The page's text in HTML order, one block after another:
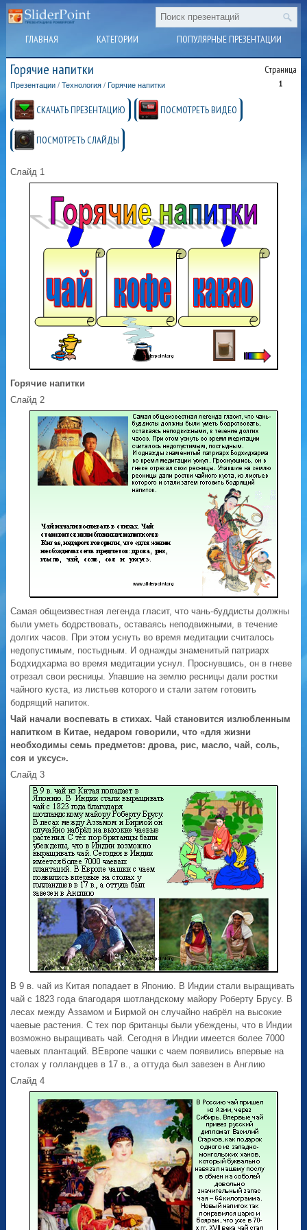
ГЛАВНАЯ КАТЕГОРИИ ПОПУЛЯРНЫЕ ПРЕЗЕНТАЦИИ
Горячие напитки Страница
1
Презентации /Технология / Горячие напитки
СКАЧАТЬ ПРЕЗЕНТАЦИЮ ПОСМОТРЕТЬ ВИДЕО
ПОСМОТРЕТЬ СЛАЙДЫ
Слайд 1
Горячие напитки
Слайд 2
Самая общеизвестная легенда гласит, что чань-буддисты должны
были уметь бодрствовать, оставаясь неподвижными, в течение
долгих часов. При этом уснуть во время медитации считалось
недопустимым, постыдным. И однажды знаменитый патриарх
Бодхидхарма во время медитации уснул. Проснувшись, он в гневе
отрезал свои ресницы. Упавшие на землю ресницы дали ростки
чайного куста, из листьев которого и стали затем готовить
бодрящий напиток.
Чай начали воспевать в стихах. Чай становится излюбленным
напитком в Китае, недаром говорили, что «для жизни
необходимы семь предметов: дрова, рис, масло, чай, соль,
соя и уксус».
Слайд 3
В 9 в. чай из Китая попадает в Японию. В Индии стали выращивать
чай с 1823 года благодаря шотландскому майору Роберту Брусу. В
лесах между Аззамом и Бирмой он случайно набрёл на высокие
чаевые растения. С тех пор британцы были убеждены, что в Индии
возможно выращивать чай. Сегодня в Индии имеется более 7000
чаевых плантаций. ВЕвропе чашки с чаем появились впервые на
столах у голландцев в 17 в., а оттуда был завезен в Англию
Слайд 4